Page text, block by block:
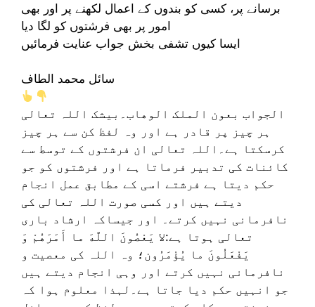
برسانے پر، کسی کو بندوں کے اعمال لکھنے پر اور بھی
امور پر بھی فرشتوں کو لگا دیا
ایسا کیوں تشفی بخش جواب عنایت فرمائیں
سائل محمد الطاف
الجواب بعون الملک الوھاب۔بیشک اللہ تعالی
ہر چیز پر قادر ہے اور وہ لفظ کن سے ہر چیز
کرسکتا ہے۔اللہ تعالی ان فرشتوں کے توسط سے
کائنات کی تدبیر فرماتا ہے اور فرشتوں کو جو
حکم دیتا ہے فرشتے اسی کے مطابق عمل انجام
دیتے ہیں اور کسی صورت اللہ تعالی کی
نافرمانی نہیں کرتے۔ اور جیساکہ ارشاد باری
تعالی ہوتا ہے:لا يَعْصُونَ اللَّهَ ما أَمَرَهُمْ وَ
يَفْعَلُونَ ما يُؤْمَرُون‌؛ وہ اللہ کی معصیت و
نافرمانی نہیں کرتے اور وہی انجام دیتے ہیں
جو انہیں حکم دیا جاتا ہے۔لہذا معلوم ہوا کہ